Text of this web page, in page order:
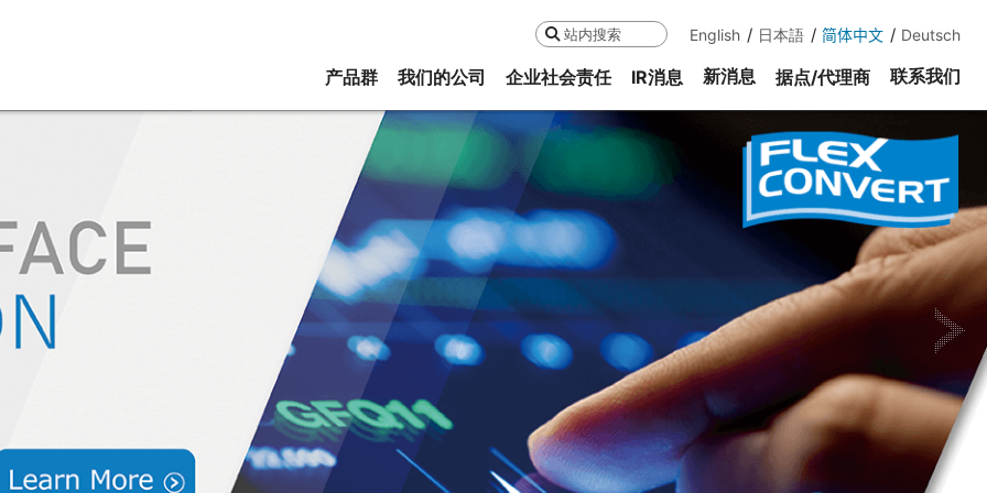
搜索 English 日本語 简体中文 Deutsch
产品群 我们的公司 企业社会责任 IR消息 新消息 据点/代理商 联系我们